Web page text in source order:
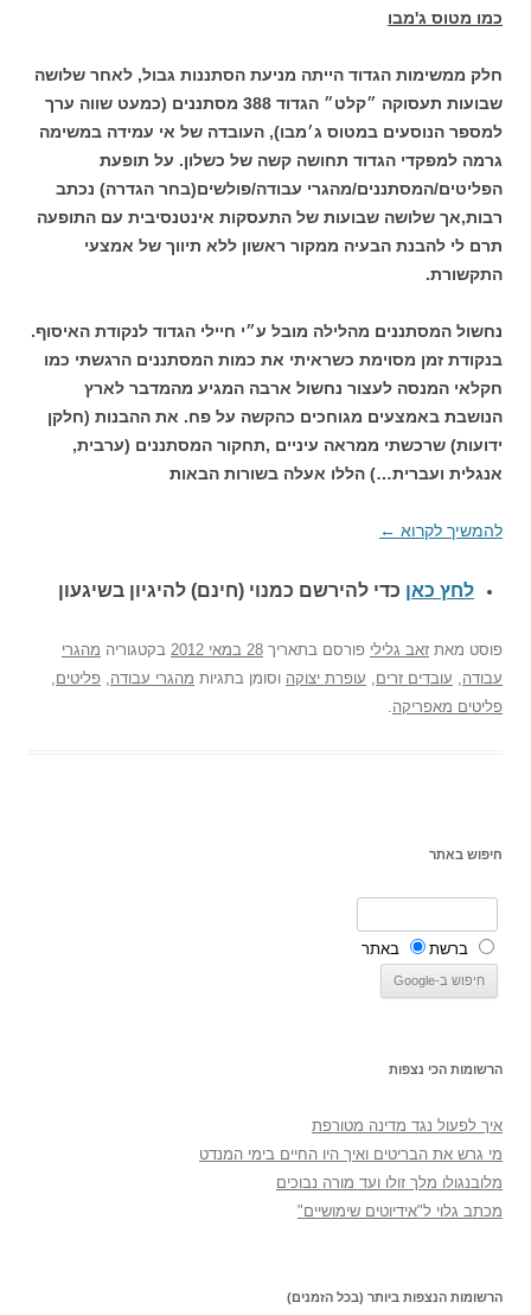
כמו מטוס ג'מבו
חלק ממשימות הגדוד הייתה מניעת הסתננות גבול, לאחר שלושה
שבועות תעסוקה ״קלט״ הגדוד 388 מסתננים (כמעט שווה ערך
למספר הנוסעים במטוס ג׳מבו), העובדה של אי עמידה במשימה
גרמה למפקדי הגדוד תחושה קשה של כשלון. על תופעת
הפליטים/המסתננים/מהגרי עבודה/פולשים(בחר הגדרה) נכתב
רבות,אך שלושה שבועות של התעסקות אינטנסיבית עם התופעה
תרם לי להבנת הבעיה ממקור ראשון ללא תיווך של אמצעי
התקשורת.
נחשול המסתננים מהלילה מובל ע״י חיילי הגדוד לנקודת האיסוף.
בנקודת זמן מסוימת כשראיתי את כמות המסתננים הרגשתי כמו
חקלאי המנסה לעצור נחשול ארבה המגיע מהמדבר לארץ
הנושבת באמצעים מגוחכים כהקשה על פח. את ההבנות (חלקן
ידועות) שרכשתי ממראה עיניים ,תחקור המסתננים (ערבית,
אנגלית ועברית…) הללו אעלה בשורות הבאות
להמשיך לקרוא ←
לחץ כאן כדי להירשם כמנוי (חינם) להיגיון בשיגעון
פוסט מאת זאב גלילי פורסם בתאריך 28 במאי 2012 בקטגוריה מהגרי
עבודה
עובדים זרים עופרת יצוקה וסומן בתגיות מהגרי עבודה פליטים
פליטים מאפריקה
חיפוש באתר
ברשת באתר
הרשומות הכי נצפות
איך לפעול נגד מדינה מטורפת
מי גרש את הבריטים ואיך היו החיים בימי המנדט
מלובנגולו מלך זולו ועד מורה נבוכים
מכתב גלוי ל"אידיוטים שימושיים"
הרשומות הנצפות ביותר (בכל הזמנים)